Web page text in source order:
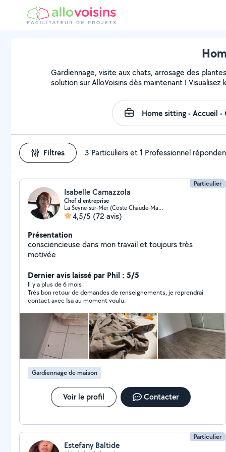
Gardiennage, visite aux chats, arrosage des
solution sur AlloVoisins dès maintenant !
Filtres 3 Particuliers et 1 Professionnel
Particulier
Isabelle Camazzola
Chef d entreprise
La Seyne-sur-Mer (Coste Chaude-Mauveou)
4,5/5 (72 avis)
Présentation
consciencieuse dans mon travail et toujours très
motivée
Dernier avis laissé par Phil : 5/5
Il y a plus de 6 mois
Très bon retour de demandes de renseignements, je reprendrai
contact avec Isa au moment voulu.
Gardiennage de maison
Voir le profil Contacter
Particulier
Estefany Baltide